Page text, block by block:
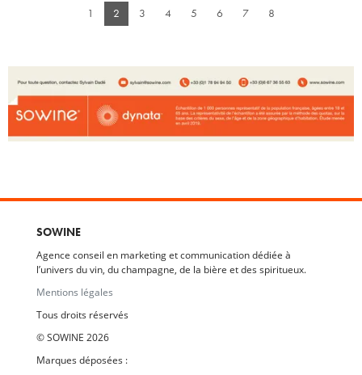
1 2 3 4 5 6 7 8
SOWINE
Agence conseil en marketing et communication dédiée à
l’univers du vin, du champagne, de la bière et des spiritueux.
Mentions légales
Tous droits réservés
© SOWINE 2026
Marques déposées :